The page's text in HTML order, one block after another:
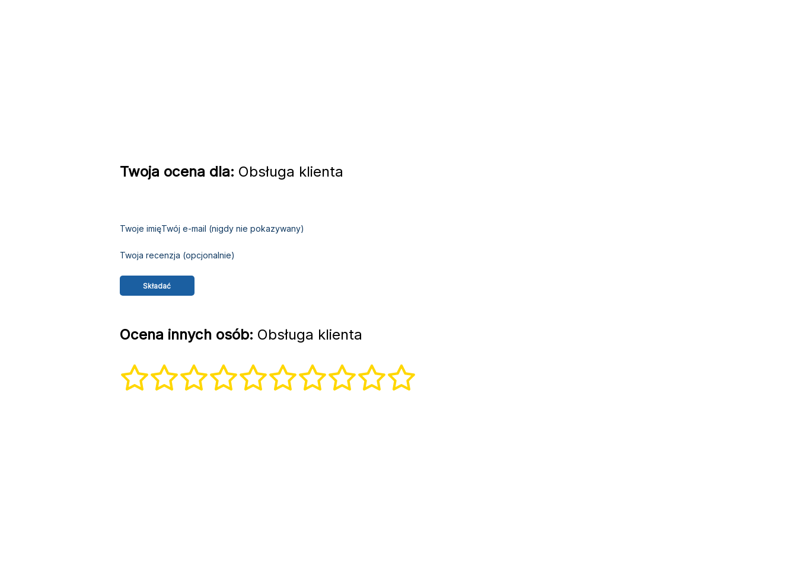
Twoja ocena dla: Obsługa klienta
Twoje imięTwój e-mail (nigdy nie pokazywany)
Twoja recenzja (opcjonalnie)
Ocena innych osób: Obsługa klienta